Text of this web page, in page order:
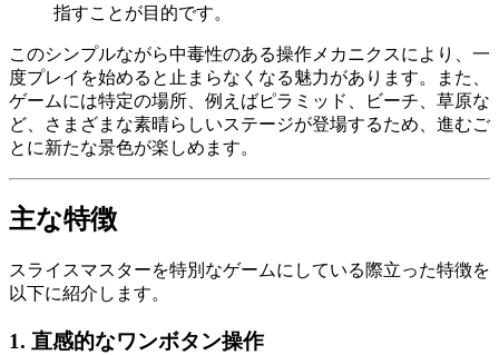
指すことが目的です。
このシンプルながら中毒性のある操作メカニクスにより、一
度プレイを始めると止まらなくなる魅力があります。また、
ゲームには特定の場所、例えばピラミッド、ビーチ、草原な
ど、さまざまな素晴らしいステージが登場するため、進むご
とに新たな景色が楽しめます。
主な特徴
スライスマスターを特別なゲームにしている際立った特徴を
以下に紹介します。
1. 直感的なワンボタン操作